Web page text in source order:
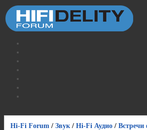
Hi-Fi Forum / Звук / Hi-Fi Аудио /